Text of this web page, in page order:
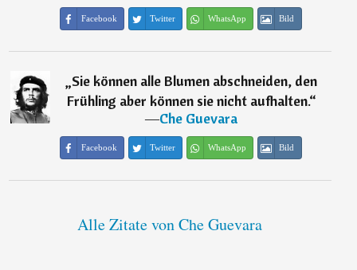
Facebook Twitter WhatsApp Bild
„Sie können alle Blumen abschneiden, den
Frühling aber können sie nicht aufhalten.“
―Che Guevara
Facebook Twitter WhatsApp Bild
Alle Zitate von Che Guevara